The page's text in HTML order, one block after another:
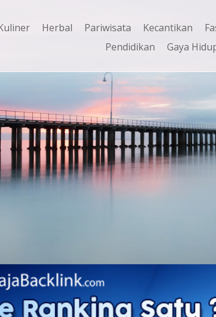
Herbal Pariwisata Kecantikan
Pendidikan
Gaya